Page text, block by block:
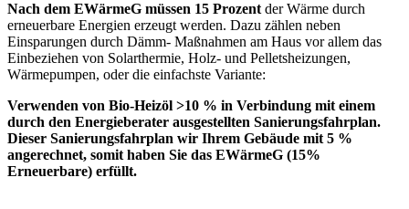
Nach dem EWärmeG müssen 15 Prozent der Wärme durch
erneuerbare Energien erzeugt werden. Dazu zählen neben
Einsparungen durch Dämm- Maßnahmen am Haus vor allem das
Einbeziehen von Solarthermie, Holz- und Pelletsheizungen,
Wärmepumpen, oder die einfachste Variante:
Verwenden von Bio-Heizöl >10 % in Verbindung mit einem
durch den Energieberater ausgestellten Sanierungsfahrplan.
Dieser Sanierungsfahrplan wir Ihrem Gebäude mit 5 %
angerechnet, somit haben Sie das EWärmeG (15%
Erneuerbare) erfüllt.